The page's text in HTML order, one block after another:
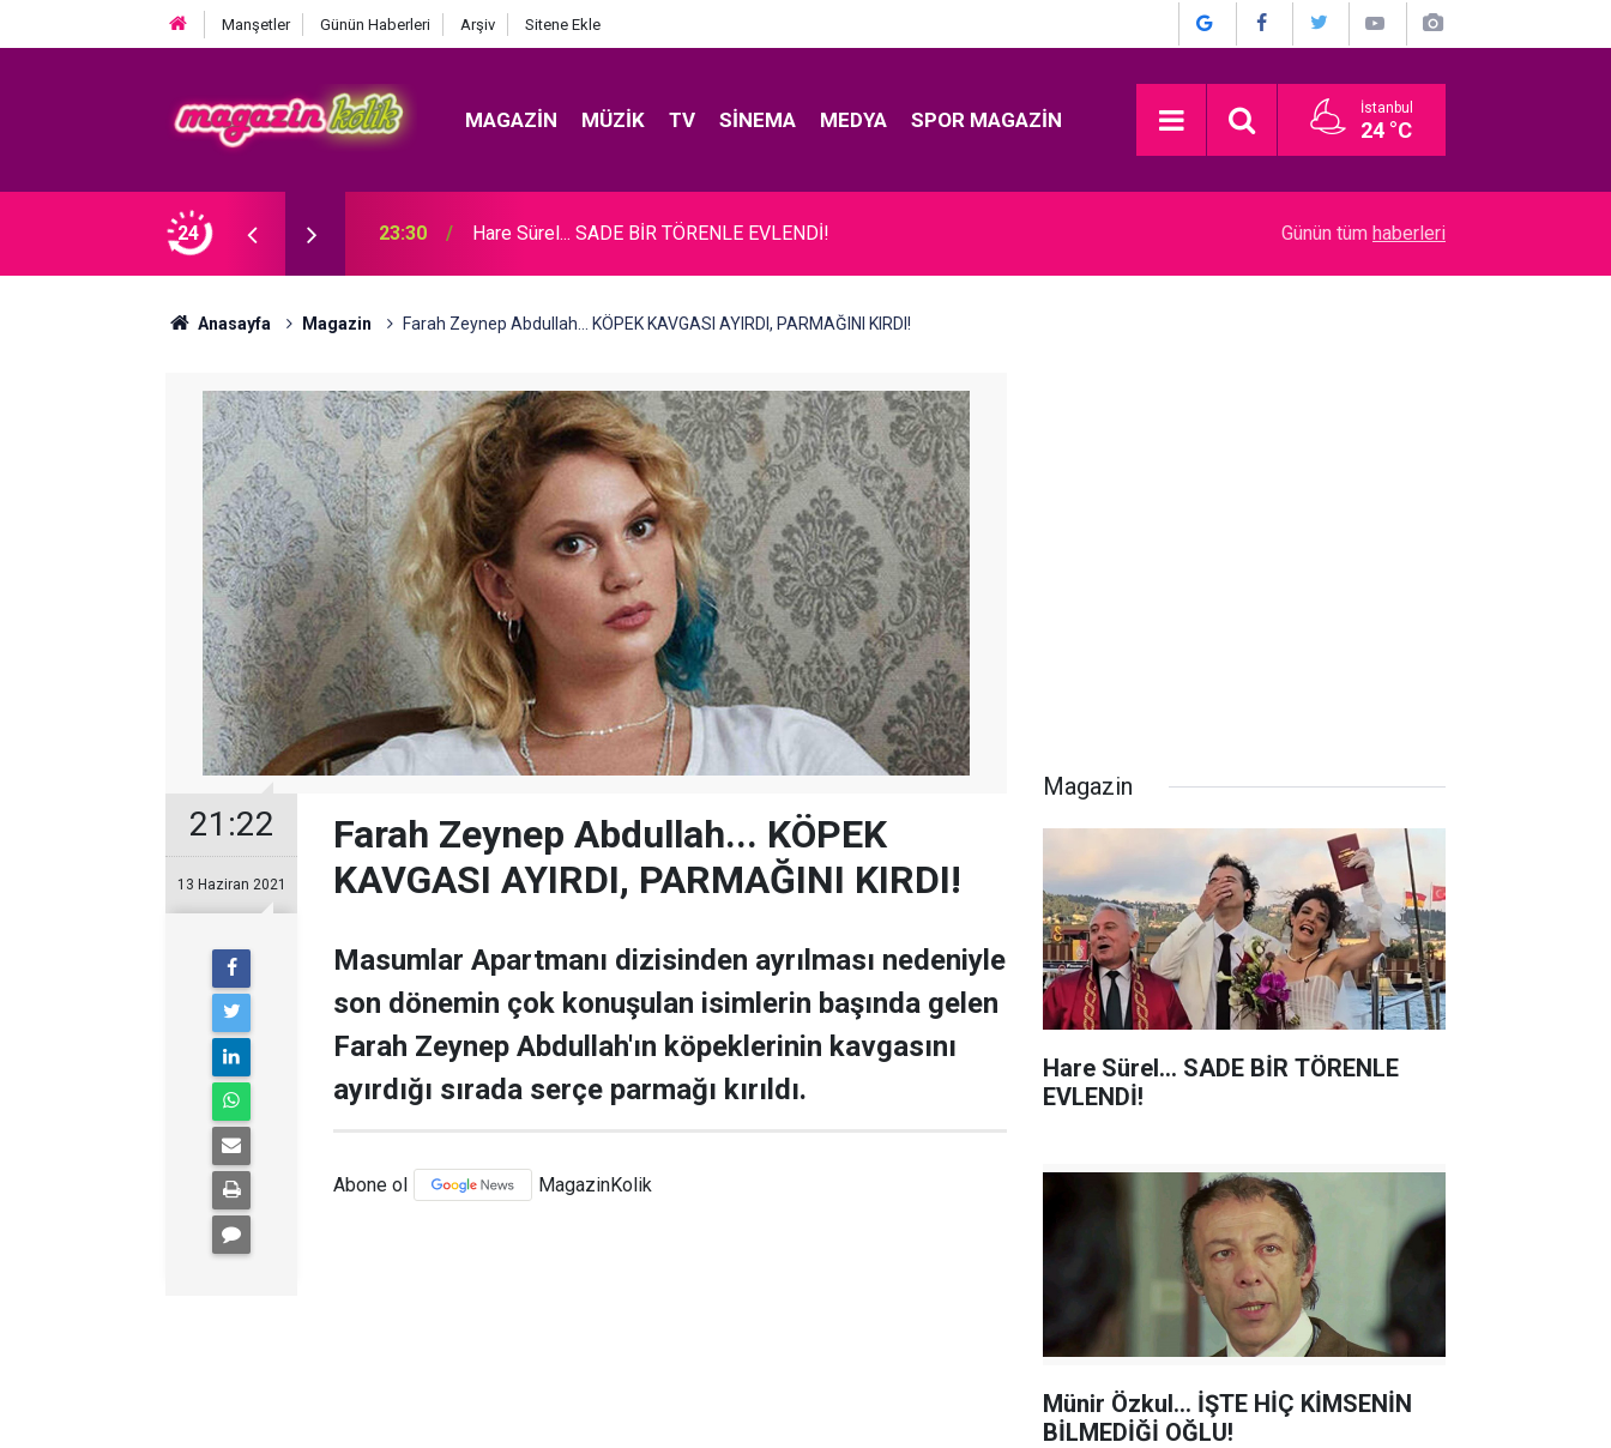
Manşetler Günün Haberleri Arşiv Sitene Ekle
MAGAZIN MÜZIK TV SINEMA MEDYA SPOR MAGAZIN İstanbul
24 °C
24
Bayraşa... SÜRPRİZ İŞ BİRLİĞİ! 23:30 Hare Sürel... SADE BİR TÖRENLE EVLENDİ! Münir Özkul... İŞTE HİÇ KİMSENİN BİLMEDİĞİ
Günün tüm haberleri
Anasayfa Magazin Farah Zeynep Abdullah... KÖPEK KAVGASI AYIRDI, PARMAĞINI KIRDI!
21:22
13 Haziran 2021
Farah Zeynep Abdullah... KÖPEK
KAVGASI AYIRDI, PARMAĞINI KIRDI!
Masumlar Apartmanı dizisinden ayrılması nedeniyle
son dönemin çok konuşulan isimlerin başında gelen
Farah Zeynep Abdullah'ın köpeklerinin kavgasını
ayırdığı sırada serçe parmağı kırıldı.
Abone ol MagazinKolik
Magazin
Hare Sürel... SADE BİR TÖRENLE
EVLENDİ!
Münir Özkul... İŞTE HİÇ KİMSENİN
BİLMEDİĞİ OĞLU!